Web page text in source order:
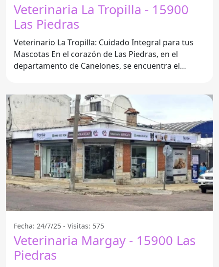
Veterinaria La Tropilla - 15900
Las Piedras
Veterinario La Tropilla: Cuidado Integral para tus
Mascotas En el corazón de Las Piedras, en el
departamento de Canelones, se encuentra el
Fecha: 24/7/25 - Visitas: 575
Veterinaria Margay - 15900 Las
Piedras